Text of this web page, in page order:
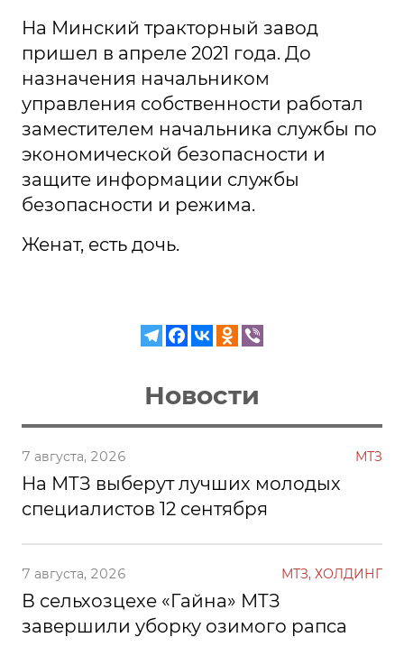
На Минский тракторный завод
пришел в апреле 2021 года. До
назначения начальником
управления собственности работал
заместителем начальника службы по
экономической безопасности и
защите информации службы
безопасности и режима.
Женат, есть дочь.
Новости
7 августа, 2026 МТЗ
На МТЗ выберут лучших молодых
специалистов 12 сентября
7 августа, 2026 МТЗ, ХОЛДИНГ
В сельхозцехе «Гайна» МТЗ
завершили уборку озимого рапса